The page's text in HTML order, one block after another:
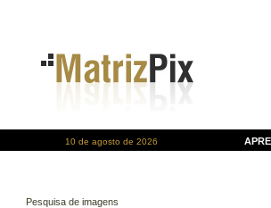
10 de agosto de 2026
Pesquisa de imagens